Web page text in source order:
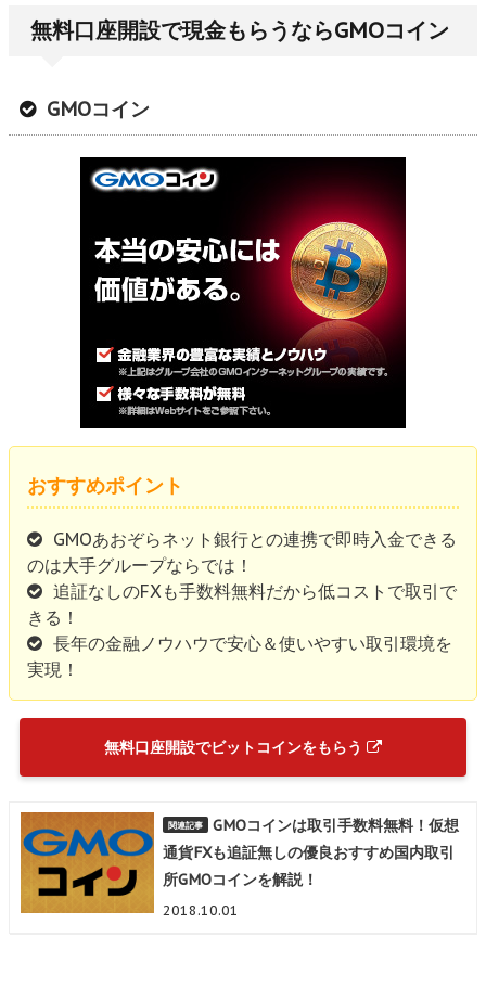
無料口座開設で現金もらうならGMOコイン
GMOコイン
おすすめポイント
GMOあおぞらネット銀行との連携で即時入金できる
のは大手グループならでは！
追証なしのFXも手数料無料だから低コストで取引で
きる！
長年の金融ノウハウで安心＆使いやすい取引環境を
実現！
無料口座開設でビットコインをもらう
GMOコインは取引手数料無料！仮想
通貨FXも追証無しの優良おすすめ国内取引
所GMOコインを解説！
2018.10.01